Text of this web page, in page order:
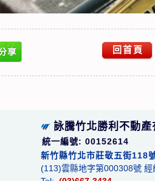
回首頁
詠騰竹北勝利不動產
統一編號: 00152614
新竹縣竹北市莊敬五街118
(113)雲縣地字第000308號 經